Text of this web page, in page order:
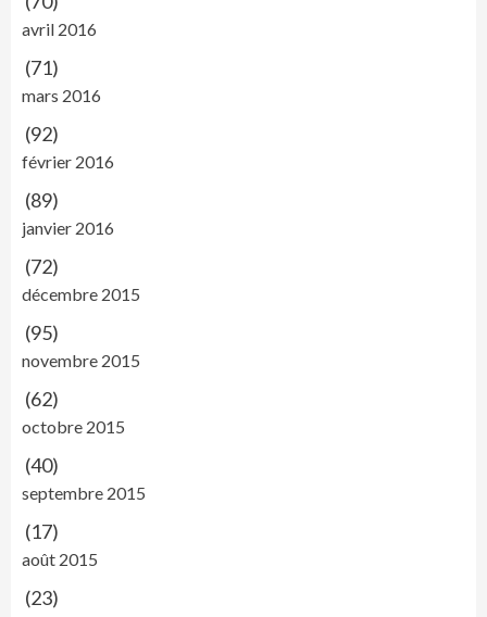
avril 2016
(71)
mars 2016
(92)
février 2016
(89)
janvier 2016
(72)
décembre 2015
(95)
novembre 2015
(62)
octobre 2015
(40)
septembre 2015
(17)
août 2015
(23)